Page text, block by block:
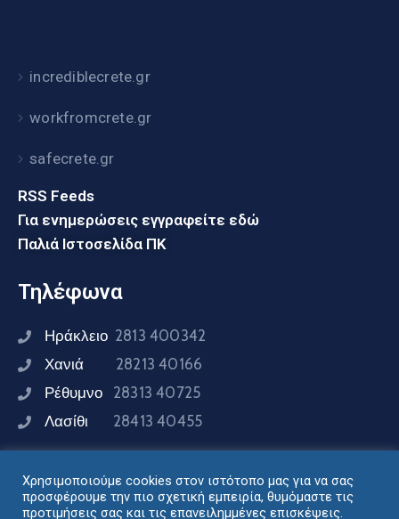
incrediblecrete.gr
workfromcrete.gr
safecrete.gr
RSS Feeds
Για ενημερώσεις εγγραφείτε εδώ
Παλιά Ιστοσελίδα ΠΚ
Τηλέφωνα
Ηράκλειο 2813 400342
Χανιά 28213 40166
Ρέθυμνο 28313 40725
Λασίθι 28413 40455
Συνδεθείτε μαζί μας
Χρησιμοποιούμε cookies στον ιστότοπο μας για να σας
προσφέρουμε την πιο σχετική εμπειρία, θυμόμαστε τις
προτιμήσεις σας και τις επανειλημμένες επισκέψεις.